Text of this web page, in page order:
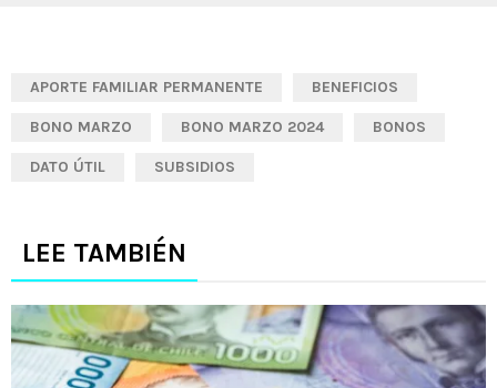
APORTE FAMILIAR PERMANENTE BENEFICIOS
BONO MARZO BONO MARZO 2024 BONOS
DATO ÚTIL SUBSIDIOS
LEE TAMBIÉN